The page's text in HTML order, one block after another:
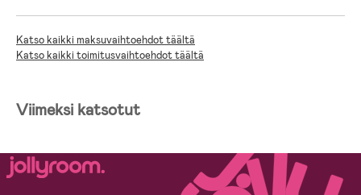
Katso kaikki maksuvaihtoehdot täältä
Katso kaikki toimitusvaihtoehdot täältä
Viimeksi katsotut